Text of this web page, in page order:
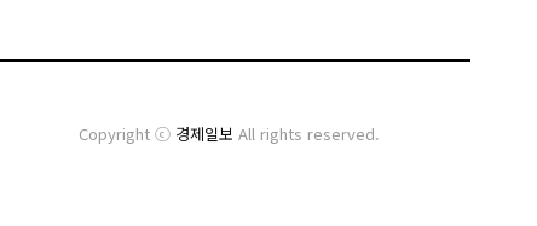
Copyright ⓒ 경제일보 All rights reserved.